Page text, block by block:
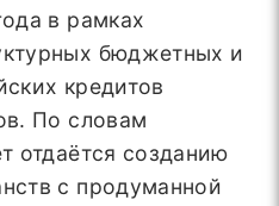
в рамках
бюджетных и
кредитов
По словам
отдаётся созданию
с продуманной